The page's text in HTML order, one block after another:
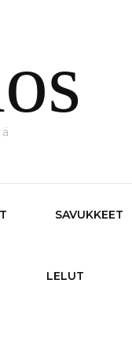
SAVUKKEET
LELUT